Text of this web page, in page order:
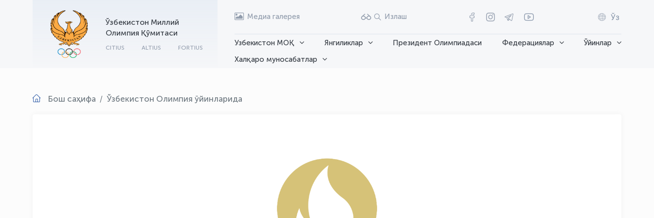
Ўзбекистон Миллий
Олимпия Қўмитаси
CITIUS ALTIUS FORTIUS
Медиа галерея Излаш Ўз
Узбекистон МОҚ Янгиликлар Президент Олимпиадаси Федерациялар
Ўйинлар
Халқаро муносабатлар
Бош саҳифа Ўзбекистон Олимпия ўйинларида